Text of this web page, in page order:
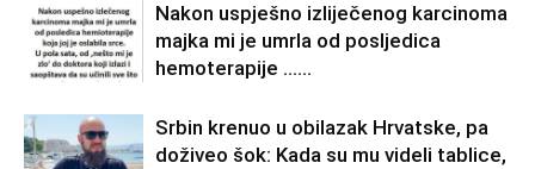
Nakon uspješno izliječenog karcinoma
majka mi je umrla od posljedica
hemoterapije ……
Srbin krenuo u obilazak Hrvatske, pa
doživeo šok: Kada su mu videli tablice,